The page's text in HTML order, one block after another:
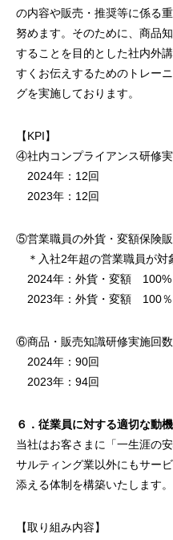
の内容や販売・推奨等に係る
努めます。そのために、商品
することを目的とした社内外
すくお伝えするためのトレー
グを実施しております。
【KPI】
④社内コンプライアンス研修
2024年：12回
2023年：12回
⑤営業職員の外貨・変額保険
＊入社2年超の営業職員が対
2024年：外貨・変額
2023年：外貨・変額 100
⑥商品・販売知識研修実施回
2024年：90回
2023年：94回
６．従業員に対する適切な動
当社はお客さまに「一生涯の
サルティング業以外にもサー
添える体制を構築いたします。
【取り組み内容】